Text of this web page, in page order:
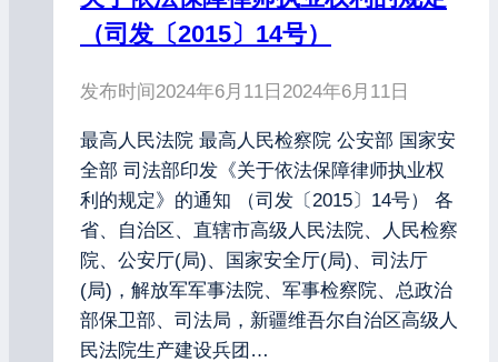
（司发〔2015〕14号）
发布时间2024年6月11日 2024年6月11日
最高人民法院 最高人民检察院 公安部 国家安
全部 司法部印发《关于依法保障律师执业权
利的规定》的通知 （司发〔2015〕14号） 各
省、自治区、直辖市高级人民法院、人民检察
院、公安厅(局)、国家安全厅(局)、司法厅
(局)，解放军军事法院、军事检察院、总政治
部保卫部、司法局，新疆维吾尔自治区高级人
民法院生产建设兵团…